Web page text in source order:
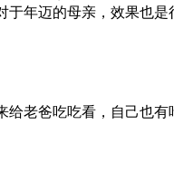
于年迈的母亲，效果也是
给老爸吃吃看，自己也有